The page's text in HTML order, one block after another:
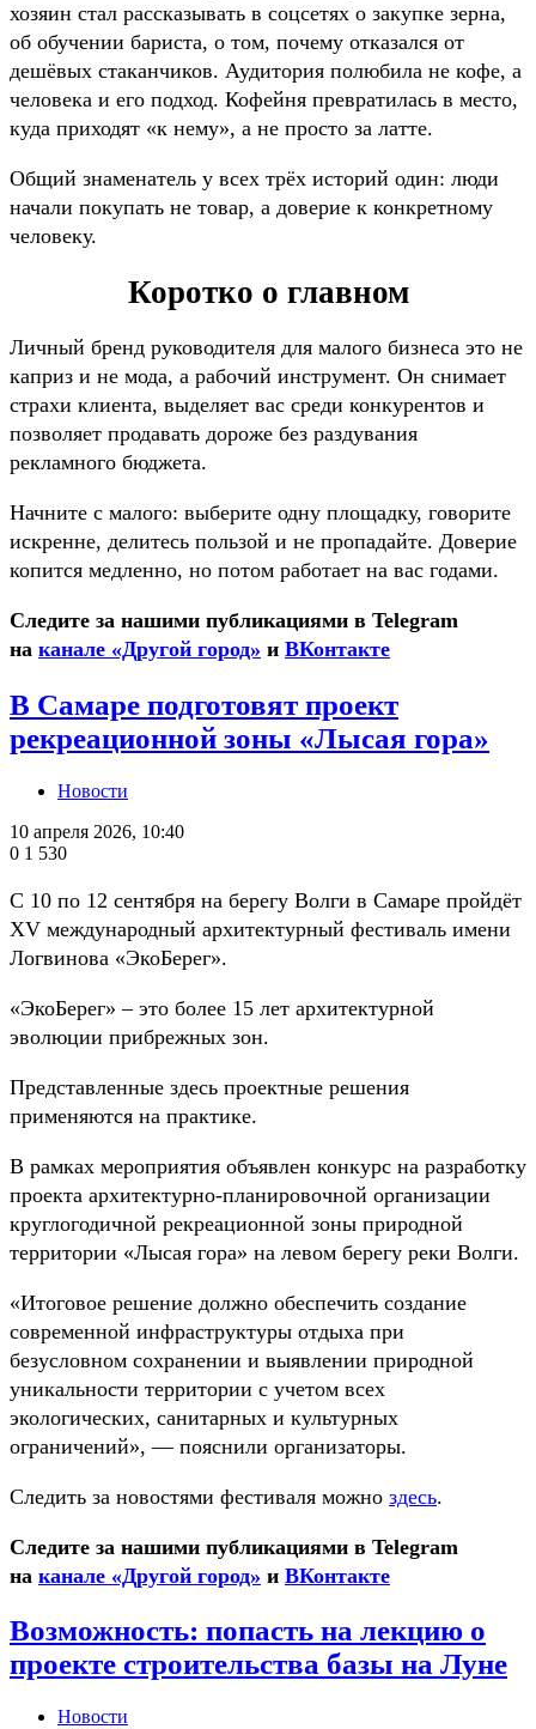
хозяин стал рассказывать в соцсетях о закупке зерна,
об обучении бариста, о том, почему отказался от
дешёвых стаканчиков. Аудитория полюбила не кофе, а
человека и его подход. Кофейня превратилась в место,
куда приходят «к нему», а не просто за латте.
Общий знаменатель у всех трёх историй один: люди
начали покупать не товар, а доверие к конкретному
человеку.
Коротко о главном
Личный бренд руководителя для малого бизнеса это не
каприз и не мода, а рабочий инструмент. Он снимает
страхи клиента, выделяет вас среди конкурентов и
позволяет продавать дороже без раздувания
рекламного бюджета.
Начните с малого: выберите одну площадку, говорите
искренне, делитесь пользой и не пропадайте. Доверие
копится медленно, но потом работает на вас годами.
Следите за нашими публикациями в Telegram
на канале «Другой город» и ВКонтакте
В Самаре подготовят проект
рекреационной зоны «Лысая гора»
Новости
10 апреля 2026, 10:40
0 1 530
С 10 по 12 сентября на берегу Волги в Самаре пройдёт
XV международный архитектурный фестиваль имени
Логвинова «ЭкоБерег».
«ЭкоБерег» – это более 15 лет архитектурной
эволюции прибрежных зон.
Представленные здесь проектные решения
применяются на практике.
В рамках мероприятия объявлен конкурс на разработку
проекта архитектурно-планировочной организации
круглогодичной рекреационной зоны природной
территории «Лысая гора» на левом берегу реки Волги.
«Итоговое решение должно обеспечить создание
современной инфраструктуры отдыха при
безусловном сохранении и выявлении природной
уникальности территории с учетом всех
экологических, санитарных и культурных
ограничений», — пояснили организаторы.
Следить за новостями фестиваля можно здесь.
Следите за нашими публикациями в Telegram
на канале «Другой город» и ВКонтакте
Возможность: попасть на лекцию о
проекте строительства базы на Луне
Новости